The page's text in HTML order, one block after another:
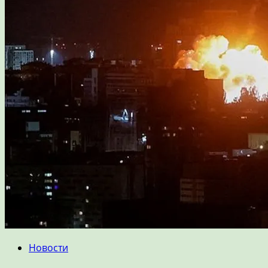
Новости